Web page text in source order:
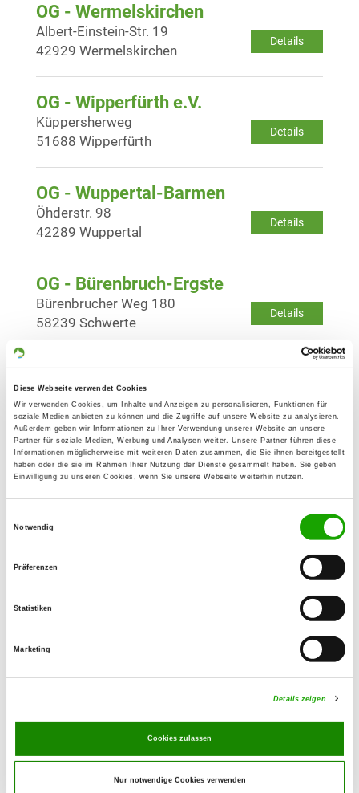
Diese Webseite verwendet Cookies
Wir verwenden Cookies, um Inhalte und Anzeigen zu personalisieren, Funktionen für
soziale Medien anbieten zu können und die Zugriffe auf unsere Website zu analysieren.
Außerdem geben wir Informationen zu Ihrer Verwendung unserer Website an unsere
Partner für soziale Medien, Werbung und Analysen weiter. Unsere Partner führen diese
Informationen möglicherweise mit weiteren Daten zusammen, die Sie ihnen bereitgestellt
haben oder die sie im Rahmen Ihrer Nutzung der Dienste gesammelt haben. Sie geben
Einwilligung zu unseren Cookies, wenn Sie unsere Webseite weiterhin nutzen.
Notwendig
Präferenzen
Statistiken
Marketing
Details zeigen
Cookies zulassen
Nur notwendige Cookies verwenden
OG - Wermelskirchen
Details
Albert-Einstein-Str. 19
42929 Wermelskirchen
OG - Wipperfürth e.V.
Details
Küppersherweg
51688 Wipperfürth
OG - Wuppertal-Barmen
Details
Öhderstr. 98
42289 Wuppertal
OG - Bürenbruch-Ergste
Details
Bürenbrucher Weg 180
58239 Schwerte
OG - Gevelsberg e.V.
Details
Kreuzweg
58285 Gevelsberg
OG - Hagen-Vorhalle
Freiher von Stein Str.
58089 Hagen
Schülinghauser Str. 8
OG - Oestrich-Hagen 1912
Details
Details
Im Rieker Grund 9
58553 Halver